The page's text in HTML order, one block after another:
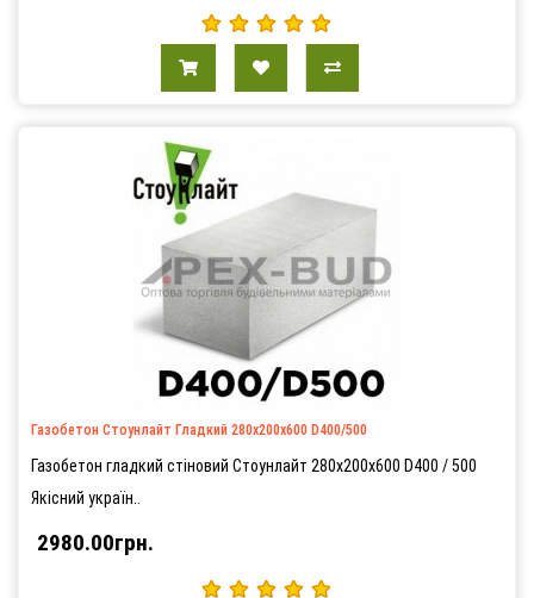
Газобетон Стоунлайт Гладкий 280х200х600 D400/500
Газобетон гладкий стіновий Стоунлайт 280х200х600 D400 / 500
Якісний україн..
2980.00грн.